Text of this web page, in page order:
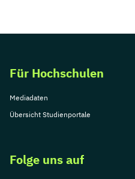
Für Hochschulen
Mediadaten
Übersicht Studienportale
Folge uns auf